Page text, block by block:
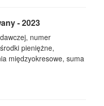
- 2023
numer
pieniężne,
międzyokresowe, suma